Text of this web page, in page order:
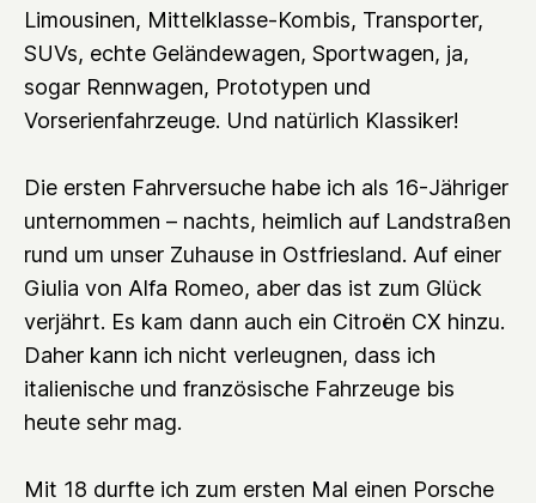
Limousinen, Mittelklasse-Kombis, Transporter,
SUVs, echte Geländewagen, Sportwagen, ja,
sogar Rennwagen, Prototypen und
Vorserienfahrzeuge. Und natürlich Klassiker!
Die ersten Fahrversuche habe ich als 16-Jähriger
unternommen – nachts, heimlich auf Landstraßen
rund um unser Zuhause in Ostfriesland. Auf einer
Giulia von Alfa Romeo, aber das ist zum Glück
verjährt. Es kam dann auch ein Citroën CX hinzu.
Daher kann ich nicht verleugnen, dass ich
italienische und französische Fahrzeuge bis
heute sehr mag.
Mit 18 durfte ich zum ersten Mal einen Porsche